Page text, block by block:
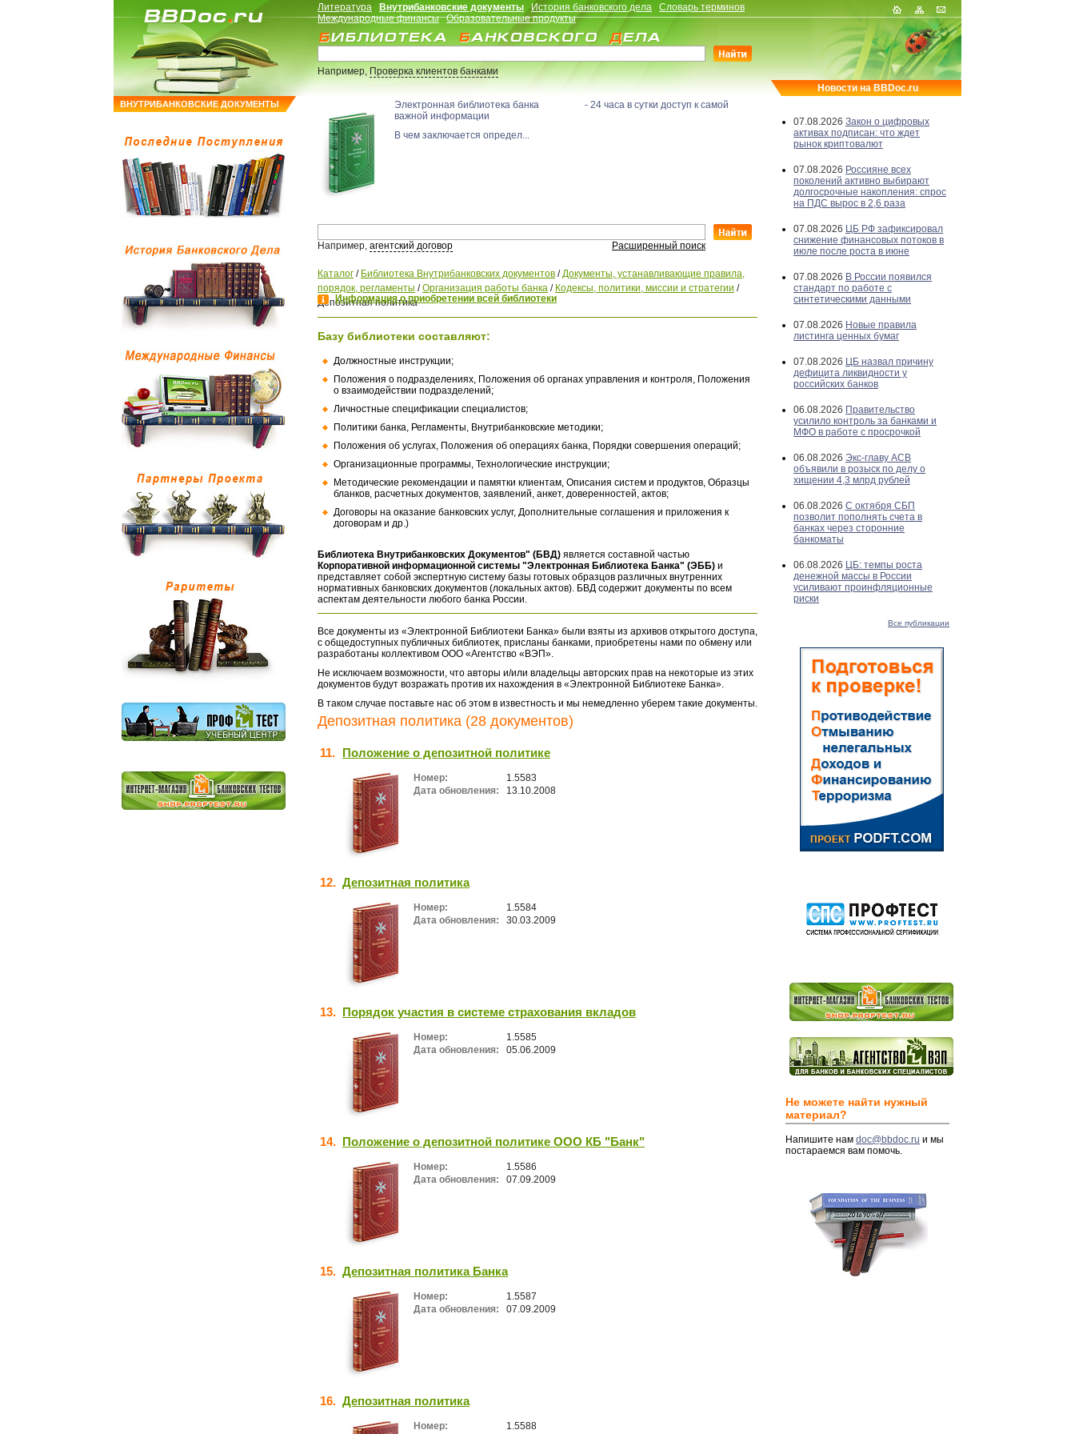
ВНУТРИБАНКОВСКИЕ ДОКУМЕНТЫ
Литература Внутрибанковские документы История банковского дела
Словарь терминов
Международные финансы
Образовательные продукты
Например,Проверка клиентов банками
Электронная библиотека банка - 24 часа в сутки доступ к самой
важной информации
В чем заключается определ...
Например, агентский договор Расширенный поиск
Каталог / Библиотека Внутрибанковских документов /Документы, устанавливающие правила,
порядок, регламенты /Организация работы банка / Кодексы, политики, миссии и стратегии /
Депозитная политика
Информация о приобретении всей библиотеки
Базу библиотеки составляют:
Должностные инструкции;
Положения о подразделениях, Положения об органах управления и контроля, Положения
о взаимодействии подразделений;
Личностные спецификации специалистов;
Политики банка, Регламенты, Внутрибанковские методики;
Положения об услугах, Положения об операциях банка, Порядки совершения операций;
Организационные программы, Технологические инструкции;
Методические рекомендации и памятки клиентам, Описания систем и продуктов, Образцы
бланков, расчетных документов, заявлений, анкет, доверенностей, актов;
Договоры на оказание банковских услуг, Дополнительные соглашения и приложения к
договорам и др.)
Библиотека Внутрибанковских Документов" (БВД) является составной частью
Корпоративной информационной системы "Электронная Библиотека Банка" (ЭББ) и
представляет собой экспертную систему базы готовых образцов различных внутренних
нормативных банковских документов (локальных актов). БВД содержит документы по всем
аспектам деятельности любого банка России.
Все документы из «Электронной Библиотеки Банка» были взяты из архивов открытого доступа,
с общедоступных публичных библиотек, присланы банками, приобретены нами по обмену или
разработаны коллективом ООО «Агентство «ВЭП».
Не исключаем возможности, что авторы и/или владельцы авторских прав на некоторые из этих
документов будут возражать против их нахождения в «Электронной Библиотеке Банка».
В таком случае поставьте нас об этом в известность и мы немедленно уберем такие документы.
Депозитная политика (28 документов)
11. Положение о депозитной политике
Номер:
1.5583
Дата обновления:
13.10.2008
12. Депозитная политика
Номер:
1.5584
Дата обновления:
30.03.2009
13. Порядок участия в системе страхования вкладов
Номер:
1.5585
Дата обновления:
05.06.2009
14. Положение о депозитной политике ООО КБ "Банк"
Номер:
1.5586
Дата обновления:
07.09.2009
15. Депозитная политика Банка
Номер:
1.5587
Дата обновления:
07.09.2009
16. Депозитная политика
Номер:
1.5588
Новости на BBDoc.ru
07.08.2026 Закон о цифровых
активах подписан: что ждет
рынок криптовалют
07.08.2026 Россияне всех
поколений активно выбирают
долгосрочные накопления: спрос
на ПДС вырос в 2,6 раза
07.08.2026 ЦБ РФ зафиксировал
снижение финансовых потоков в
июле после роста в июне
07.08.2026 В России появился
стандарт по работе с
синтетическими данными
07.08.2026 Новые правила
листинга ценных бумаг
07.08.2026 ЦБ назвал причину
дефицита ликвидности у
российских банков
06.08.2026 Правительство
усилило контроль за банками и
МФО в работе с просрочкой
06.08.2026 Экс-главу АСВ
объявили в розыск по делу о
хищении 4,3 млрд рублей
06.08.2026 С октября СБП
позволит пополнять счета в
банках через сторонние
банкоматы
06.08.2026 ЦБ: темпы роста
денежной массы в России
усиливают проинфляционные
риски
Все публикации
Не можете найти нужный
материал?
Напишите нам doc@bbdoc.ru и мы
постараемся вам помочь.